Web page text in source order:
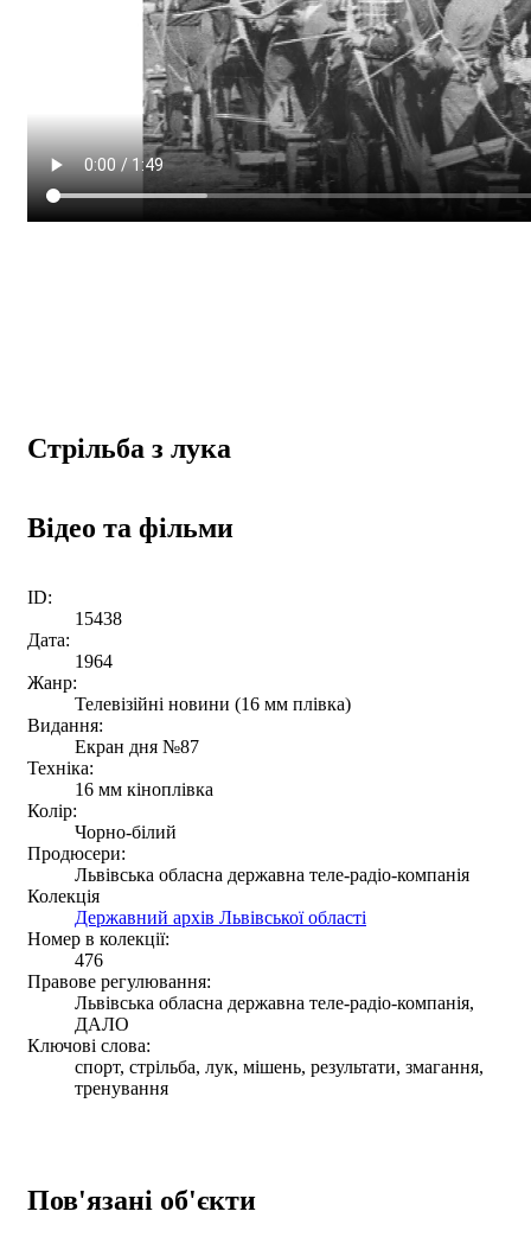
Стрільба з лука
Відео та фільми
ID:
15438
Дата:
1964
Жанр:
Телевізійні новини (16 мм плівка)
Видання:
Екран дня №87
Техніка:
16 мм кіноплівка
Колір:
Чорно-білий
Продюсери:
Львівська обласна державна теле-радіо-компанія
Колекція
Державний архів Львівської області
Номер в колекції:
476
Правове регулювання:
Львівська обласна державна теле-радіо-компанія,
ДАЛО
Ключові слова:
спорт, стрільба, лук, мішень, результати, змагання,
тренування
Пов'язані об'єкти